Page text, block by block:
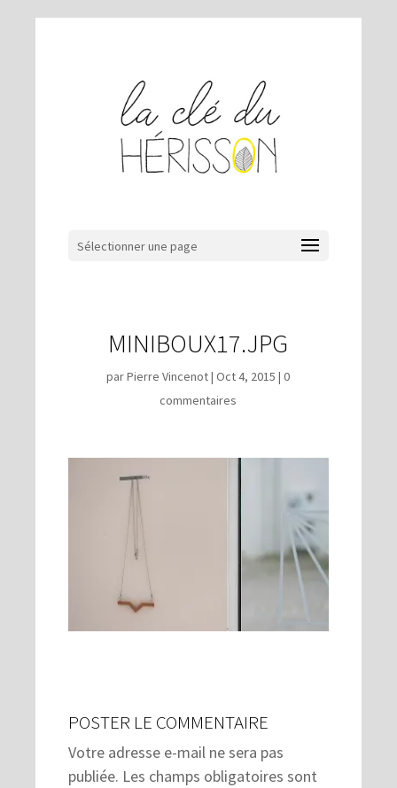
Sélectionner une page
MINIBOUX17.JPG
parPierre Vincenot|Oct 4, 2015 |0
commentaires
POSTER LE COMMENTAIRE
Votre adresse e-mail ne sera pas
publiée. Les champs obligatoires sont